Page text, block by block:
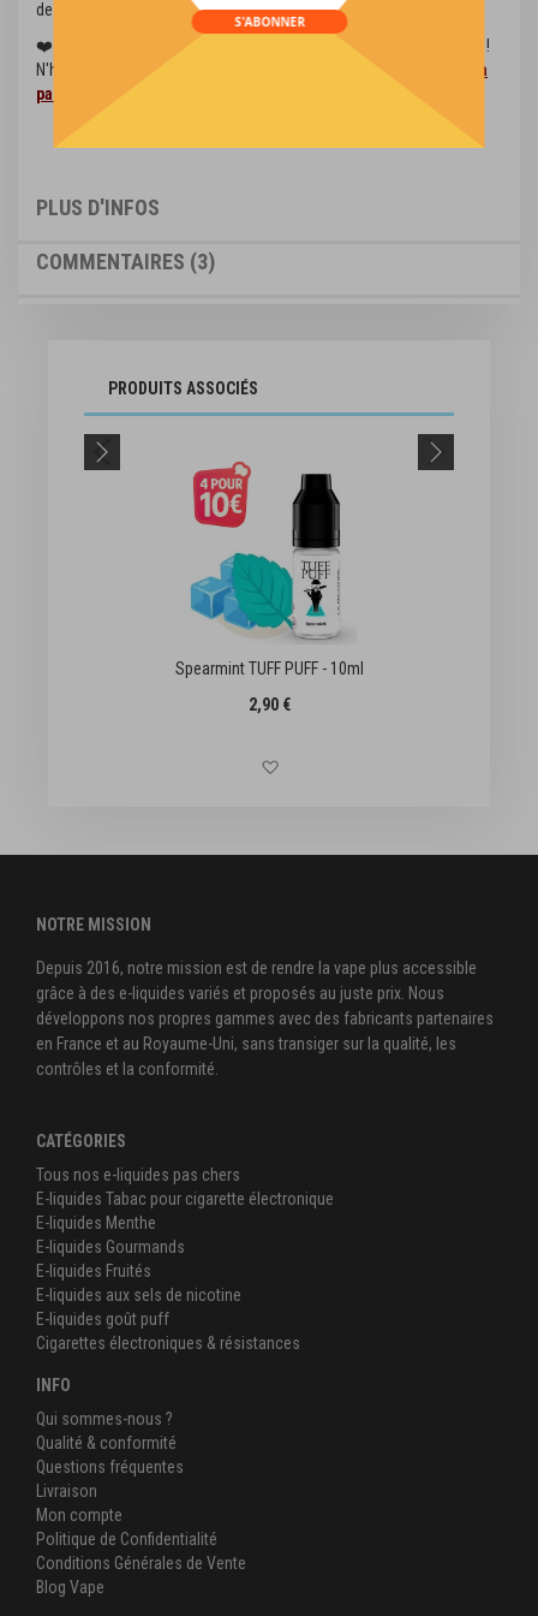
S'ABONNER
de qualité supérieure et de la nicotine de premier ordre.
❤️ Nous avons plus de 160 saveurs de e-liquides à vous proposer !
N'hésitez pas à parcourir notre gamme de
e-liquides pas chers à
partir de 1,69 €
PLUS D'INFOS
COMMENTAIRES 3
PRODUITS ASSOCIÉS
Spearmint TUFF PUFF - 10ml
2,90 €
NOTRE MISSION
Depuis 2016, notre mission est de rendre la vape plus accessible
grâce à des e-liquides variés et proposés au juste prix. Nous
développons nos propres gammes avec des fabricants partenaires
en France et au Royaume-Uni, sans transiger sur la qualité, les
contrôles et la conformité.
CATÉGORIES
Tous nos e-liquides pas chers
E-liquides Tabac pour cigarette électronique
E-liquides Menthe
E-liquides Gourmands
E-liquides Fruités
E-liquides aux sels de nicotine
E-liquides goût puff
Cigarettes électroniques & résistances
INFO
Qui sommes-nous ?
Qualité & conformité
Questions fréquentes
Livraison
Mon compte
Politique de Confidentialité
Conditions Générales de Vente
Blog Vape